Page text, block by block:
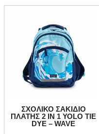
ΣXOΛΙΚΟ ΣΑΚΙΔΙΟ
ΠΛΑΤΗΣ 2 IN 1 ΥΟLO TIE
DYE – WAVE